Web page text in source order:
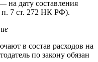
на дату составления
п. 7 ст. 272 НК РФ).
в состав расходов на
по закону обязан